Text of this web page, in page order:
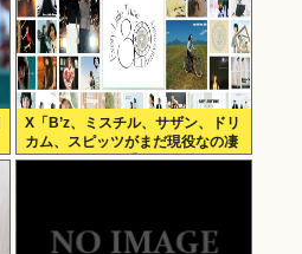
X「B’z、ミスチル、サザン、ドリ
カム、スピッツがまだ現役なの凄
いよな。今の歌手が30年後にやれ